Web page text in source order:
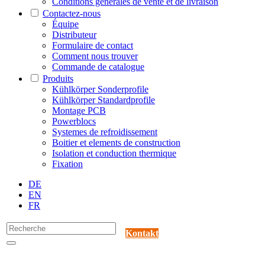
Contactez-nous
Équipe
Distributeur
Formulaire de contact
Comment nous trouver
Commande de catalogue
Produits
Kühlkörper Sonderprofile
Kühlkörper Standardprofile
Montage PCB
Powerblocs
Systemes de refroidissement
Boitier et elements de construction
Isolation et conduction thermique
Fixation
DE
EN
FR
Kontakt